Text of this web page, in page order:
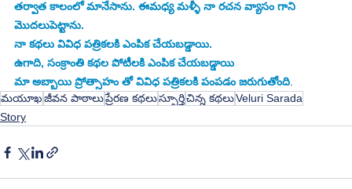
తర్వాత కాలంలో మానేసాను. ఈమధ్య మళ్ళీ నా రచన వ్యాసం గాని
మొదలుపెట్టాను.
నా కథలు వివిధ పత్రికలకి ఎంపిక చేయబడ్డాయి.
ఉగాది, సంక్రాంతి కథల పోటీలకి ఎంపిక చేయబడ్డాయి
మా అబ్బాయి ప్రోత్సాహం తో వివిధ పత్రికలకి పంపడం జరుగుతోంది
మయూఖజీవన పాఠాలుప్రేరణ కథలుస్పూర్తిచిన్న కథలుVeluri Sarada
Story